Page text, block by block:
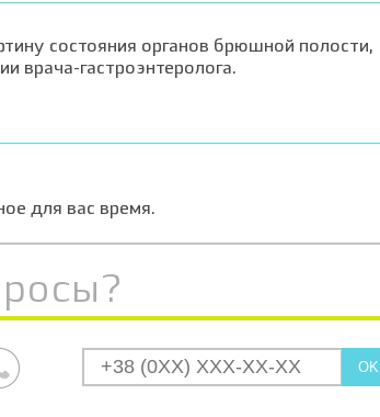
состояния органов брюшной полости,
врача-гастроэнтеролога.
для вас время.
OK